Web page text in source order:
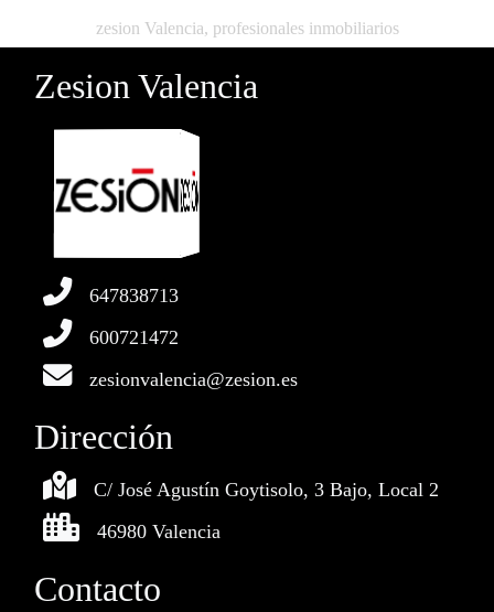
zesion Valencia, profesionales inmobiliarios
Zesion Valencia
647838713
600721472
zesionvalencia@zesion.es
Dirección
C/ José Agustín Goytisolo, 3 Bajo, Local 2
46980 Valencia
Contacto